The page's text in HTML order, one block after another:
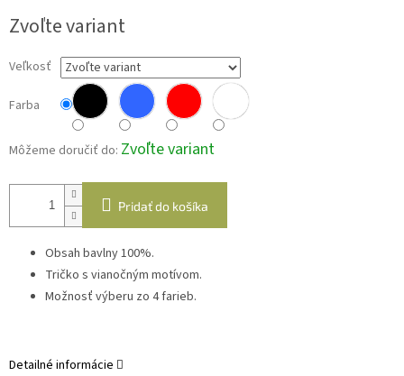
cena:
Zvoľte variant
Veľkosť
Farba
Môžeme doručiť do: Zvoľte variant
Pridať do košíka
Obsah bavlny 100%.
Tričko s vianočným motívom.
Možnosť výberu zo 4 farieb.
Detailné informácie